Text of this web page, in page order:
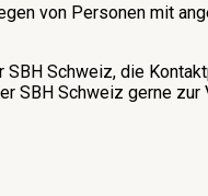
von Personen mit
Schweiz, die
SBH Schweiz gerne zur